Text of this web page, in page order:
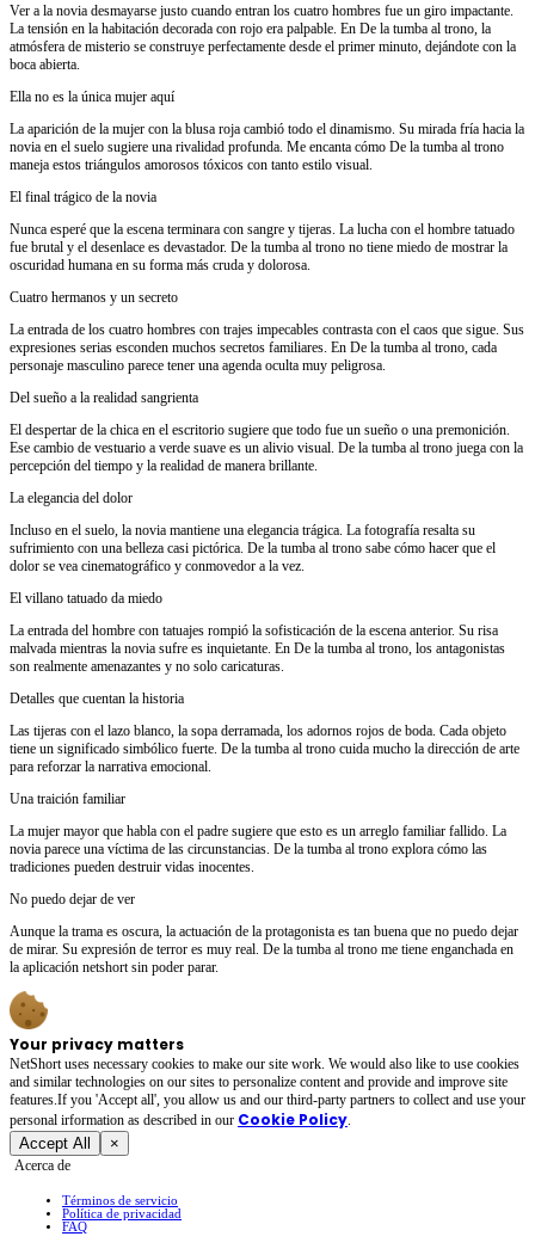
Ver a la novia desmayarse justo cuando entran los cuatro hombres fue un giro impactante.
La tensión en la habitación decorada con rojo era palpable. En De la tumba al trono, la
atmósfera de misterio se construye perfectamente desde el primer minuto, dejándote con la
boca abierta.
Ella no es la única mujer aquí
La aparición de la mujer con la blusa roja cambió todo el dinamismo. Su mirada fría hacia la
novia en el suelo sugiere una rivalidad profunda. Me encanta cómo De la tumba al trono
maneja estos triángulos amorosos tóxicos con tanto estilo visual.
El final trágico de la novia
Nunca esperé que la escena terminara con sangre y tijeras. La lucha con el hombre tatuado
fue brutal y el desenlace es devastador. De la tumba al trono no tiene miedo de mostrar la
oscuridad humana en su forma más cruda y dolorosa.
Cuatro hermanos y un secreto
La entrada de los cuatro hombres con trajes impecables contrasta con el caos que sigue. Sus
expresiones serias esconden muchos secretos familiares. En De la tumba al trono, cada
personaje masculino parece tener una agenda oculta muy peligrosa.
Del sueño a la realidad sangrienta
El despertar de la chica en el escritorio sugiere que todo fue un sueño o una premonición.
Ese cambio de vestuario a verde suave es un alivio visual. De la tumba al trono juega con la
percepción del tiempo y la realidad de manera brillante.
La elegancia del dolor
Incluso en el suelo, la novia mantiene una elegancia trágica. La fotografía resalta su
sufrimiento con una belleza casi pictórica. De la tumba al trono sabe cómo hacer que el
dolor se vea cinematográfico y conmovedor a la vez.
El villano tatuado da miedo
La entrada del hombre con tatuajes rompió la sofisticación de la escena anterior. Su risa
malvada mientras la novia sufre es inquietante. En De la tumba al trono, los antagonistas
son realmente amenazantes y no solo caricaturas.
Detalles que cuentan la historia
Las tijeras con el lazo blanco, la sopa derramada, los adornos rojos de boda. Cada objeto
tiene un significado simbólico fuerte. De la tumba al trono cuida mucho la dirección de arte
para reforzar la narrativa emocional.
Una traición familiar
La mujer mayor que habla con el padre sugiere que esto es un arreglo familiar fallido. La
novia parece una víctima de las circunstancias. De la tumba al trono explora cómo las
tradiciones pueden destruir vidas inocentes.
No puedo dejar de ver
Aunque la trama es oscura, la actuación de la protagonista es tan buena que no puedo dejar
de mirar. Su expresión de terror es muy real. De la tumba al trono me tiene enganchada en
la aplicación netshort sin poder parar.
Your privacy matters
NetShort uses necessary cookies to make our site work. We would also like to use cookies
and similar technologies on our sites to personalize content and provide and improve site
features.If you 'Accept all', you allow us and our third-party partners to collect and use your
personal irformation as described in our Cookie Policy.
Accept All ×
Acerca de
Términos de servicio
Política de privacidad
FAQ